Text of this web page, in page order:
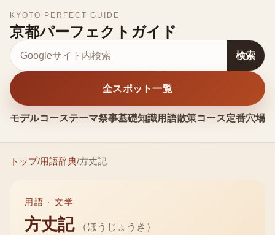
KYOTO PERFECT GUIDE
京都パーフェクトガイド
モデルコーステーマ祭事基礎知識用語散策コース定番穴場
サイト内検索
検索
全スポット一覧
トップ/用語辞典/方丈記
用語 ·文学
方丈記 （ほうじょうき ）